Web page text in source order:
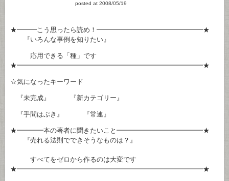
posted at 2008/05/19
★━━━こう思ったら読め！━━━━━━━━━━━━━━━━★
『いろんな事例を知りたい』
応用できる「種」です
★━━━━━━━━━━━━━━━━━━━━━━━━━━━━★
☆気になったキーワード
『未完成』 『新カテゴリー』
『手間はぶき』 『常連』
★━━━━本の著者に聞きたいこと━━━━━━━━━━━━━★
『売れる法則でできそうなものは？』
すべてをゼロから作るのは大変です
★━━━━━━━━━━━━━━━━━━━━━━━━━━━━★